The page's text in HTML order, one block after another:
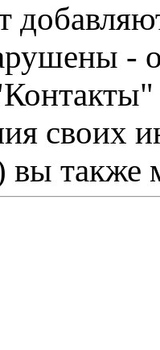
-
своих
вы также